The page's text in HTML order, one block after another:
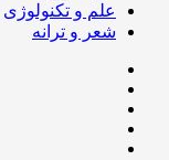
علم و تکنولوژی
شعر و ترانه